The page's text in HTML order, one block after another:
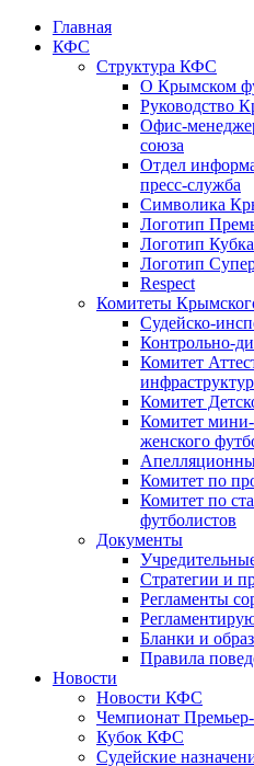
Главная
КФС
Структура КФС
О Крымском
Руководство
Офис-
союза
Отдел
пресс-служба
Символика
Логотип
Логотип
Логотип
Respect
Комитеты
Судейско-
Контрольно-
Комитет
Комитет
Комитет
женского
Комитет по
Комитет по
футболистов
Документы
Стратегии и
Регламенты
Бланки и
Правила
Новости
Новости КФС
Чемпионат
Кубок КФС
Судейские